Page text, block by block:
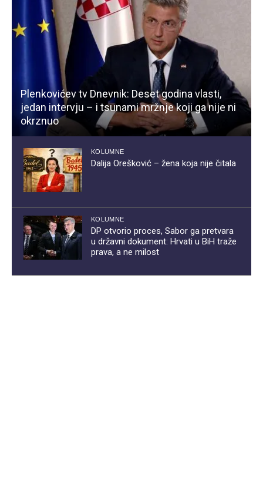
Plenkovićev tv Dnevnik: Deset godina vlasti,
jedan intervju – i tsunami mržnje koji ga nije ni
okrznuo
KOLUMNE
Dalija Orešković – žena koja nije čitala
KOLUMNE
DP otvorio proces, Sabor ga pretvara
u državni dokument: Hrvati u BiH traže
prava, a ne milost